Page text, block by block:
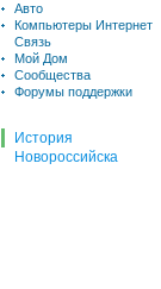
Авто
Компьютеры Интернет
Связь
Мой Дом
Сообщества
Форумы поддержки
История
Новороссийска